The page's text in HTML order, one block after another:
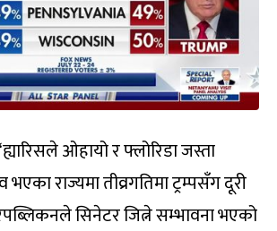
ओहायो र फ्लोरिडा जस्ता
राज्यमा तीव्रगतिमा ट्रम्पसँग दूरी
सिनेटर जित्ने सम्भावना भएको